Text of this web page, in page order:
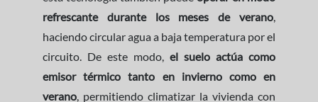
refrescante durante los meses de verano
haciendo circular agua a baja temperatura por el
circuito. De este modo, el suelo actúa como
emisor térmico tanto en invierno como en
verano , permitiendo climatizar la vivienda con